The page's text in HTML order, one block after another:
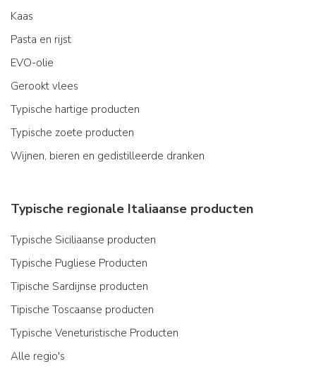
Kaas
Pasta en rijst
EVO-olie
Gerookt vlees
Typische hartige producten
Typische zoete producten
Wijnen, bieren en gedistilleerde dranken
Typische regionale Italiaanse producten
Typische Siciliaanse producten
Typische Pugliese Producten
Tipische Sardijnse producten
Tipische Toscaanse producten
Typische Veneturistische Producten
Alle regio's